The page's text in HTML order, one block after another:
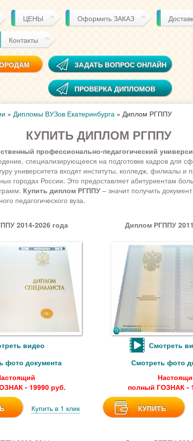
ЦЕНЫ Оформить ЗАКАЗ
Контакты
ЗАДАТЬ ВОПРОС ОНЛАЙН
ПРОВЕРКА ДИПЛОМОВ
» Дипломы ВУЗов Екатеринбурга» Диплом РГППУ
КУПИТЬ ДИПЛОМ РГППУ
профессионально-педагогический
специализирующееся на подготовке кадров для
университета входят институты, колледж, филиалы и
городах России. Это предоставляет абитуриентам
Купить диплом РГППУ– значит получить
педагогического вуза.
2014-2026 года
видео
фото документа
- 19990 руб.
Купить в 1 клик
Диплом РГППУ
Смотреть
Смотреть фото
полный ГОЗНАК -
КУПИТЬ